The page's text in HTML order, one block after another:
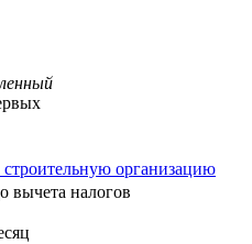
организацию
вычета налогов